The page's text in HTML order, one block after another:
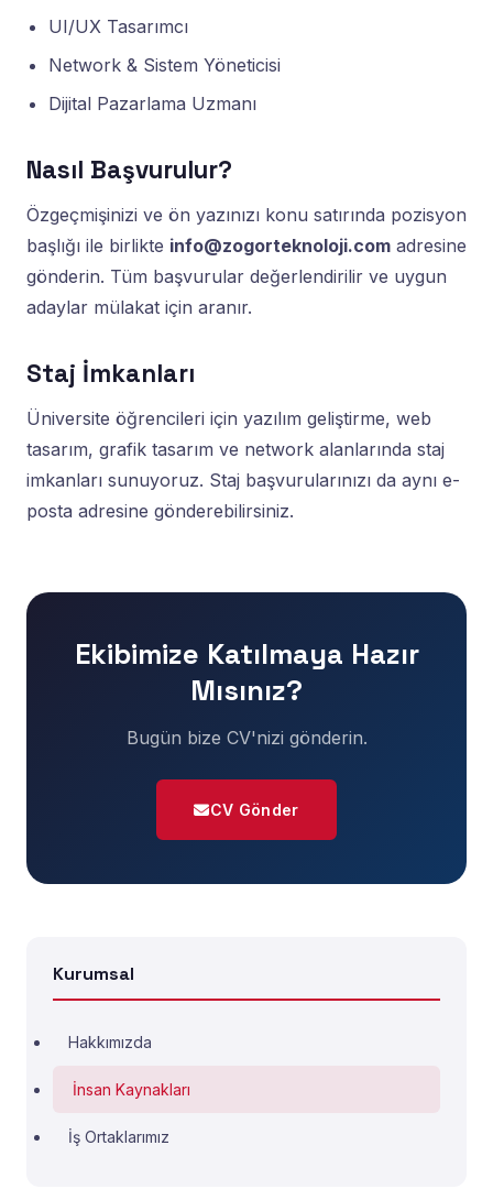
UI/UX Tasarımcı
Network & Sistem Yöneticisi
Dijital Pazarlama Uzmanı
Nasıl Başvurulur?
Özgeçmişinizi ve ön yazınızı konu satırında pozisyon
başlığı ile birlikte info@zogorteknoloji.com adresine
gönderin. Tüm başvurular değerlendirilir ve uygun
adaylar mülakat için aranır.
Staj İmkanları
Üniversite öğrencileri için yazılım geliştirme, web
tasarım, grafik tasarım ve network alanlarında staj
imkanları sunuyoruz. Staj başvurularınızı da aynı e-
posta adresine gönderebilirsiniz.
Ekibimize Katılmaya Hazır
Mısınız?
Bugün bize CV'nizi gönderin.
CV Gönder
Kurumsal
Hakkımızda
İnsan Kaynakları
İş Ortaklarımız